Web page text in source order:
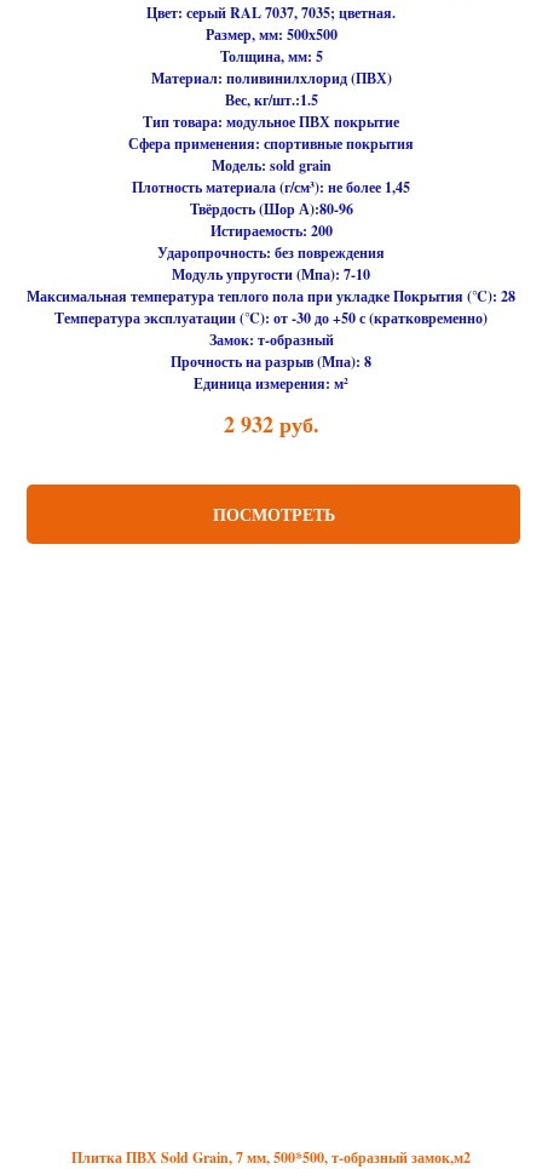
Цвет: серый RAL 7037, 7035; цветная.
Размер, мм: 500х500
Толщина, мм: 5
Материал: поливинилхлорид (ПВХ)
Вес, кг/шт.:1.5
Тип товара: модульное ПВХ покрытие
Сфера применения: спортивные покрытия
Модель: sold grain
Плотность материала (г/см³): не более 1,45
Твёрдость (Шор А):80-96
Истираемость: 200
Ударопрочность: без повреждения
Модуль упругости (Мпа): 7-10
Максимальная температура теплого пола при укладке Покрытия (℃): 28
Температура эксплуатации (℃): от -30 до +50 с (кратковременно)
Замок: т-образный
Прочность на разрыв (Мпа): 8
Единица измерения: м²
2 932 руб.
ПОСМОТРЕТЬ
Плитка ПВХ Sold Grain, 7 мм, 500*500, т-образный замок,м2